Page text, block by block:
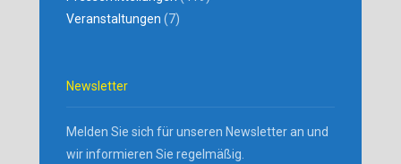
Veranstaltungen (7)
Newsletter
Melden Sie sich für unseren Newsletter an und
wir informieren Sie regelmäßig.